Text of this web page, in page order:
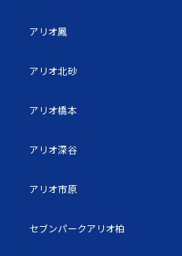
アリオ鳳
アリオ北砂
アリオ橋本
アリオ深谷
アリオ市原
セブンパークアリオ柏